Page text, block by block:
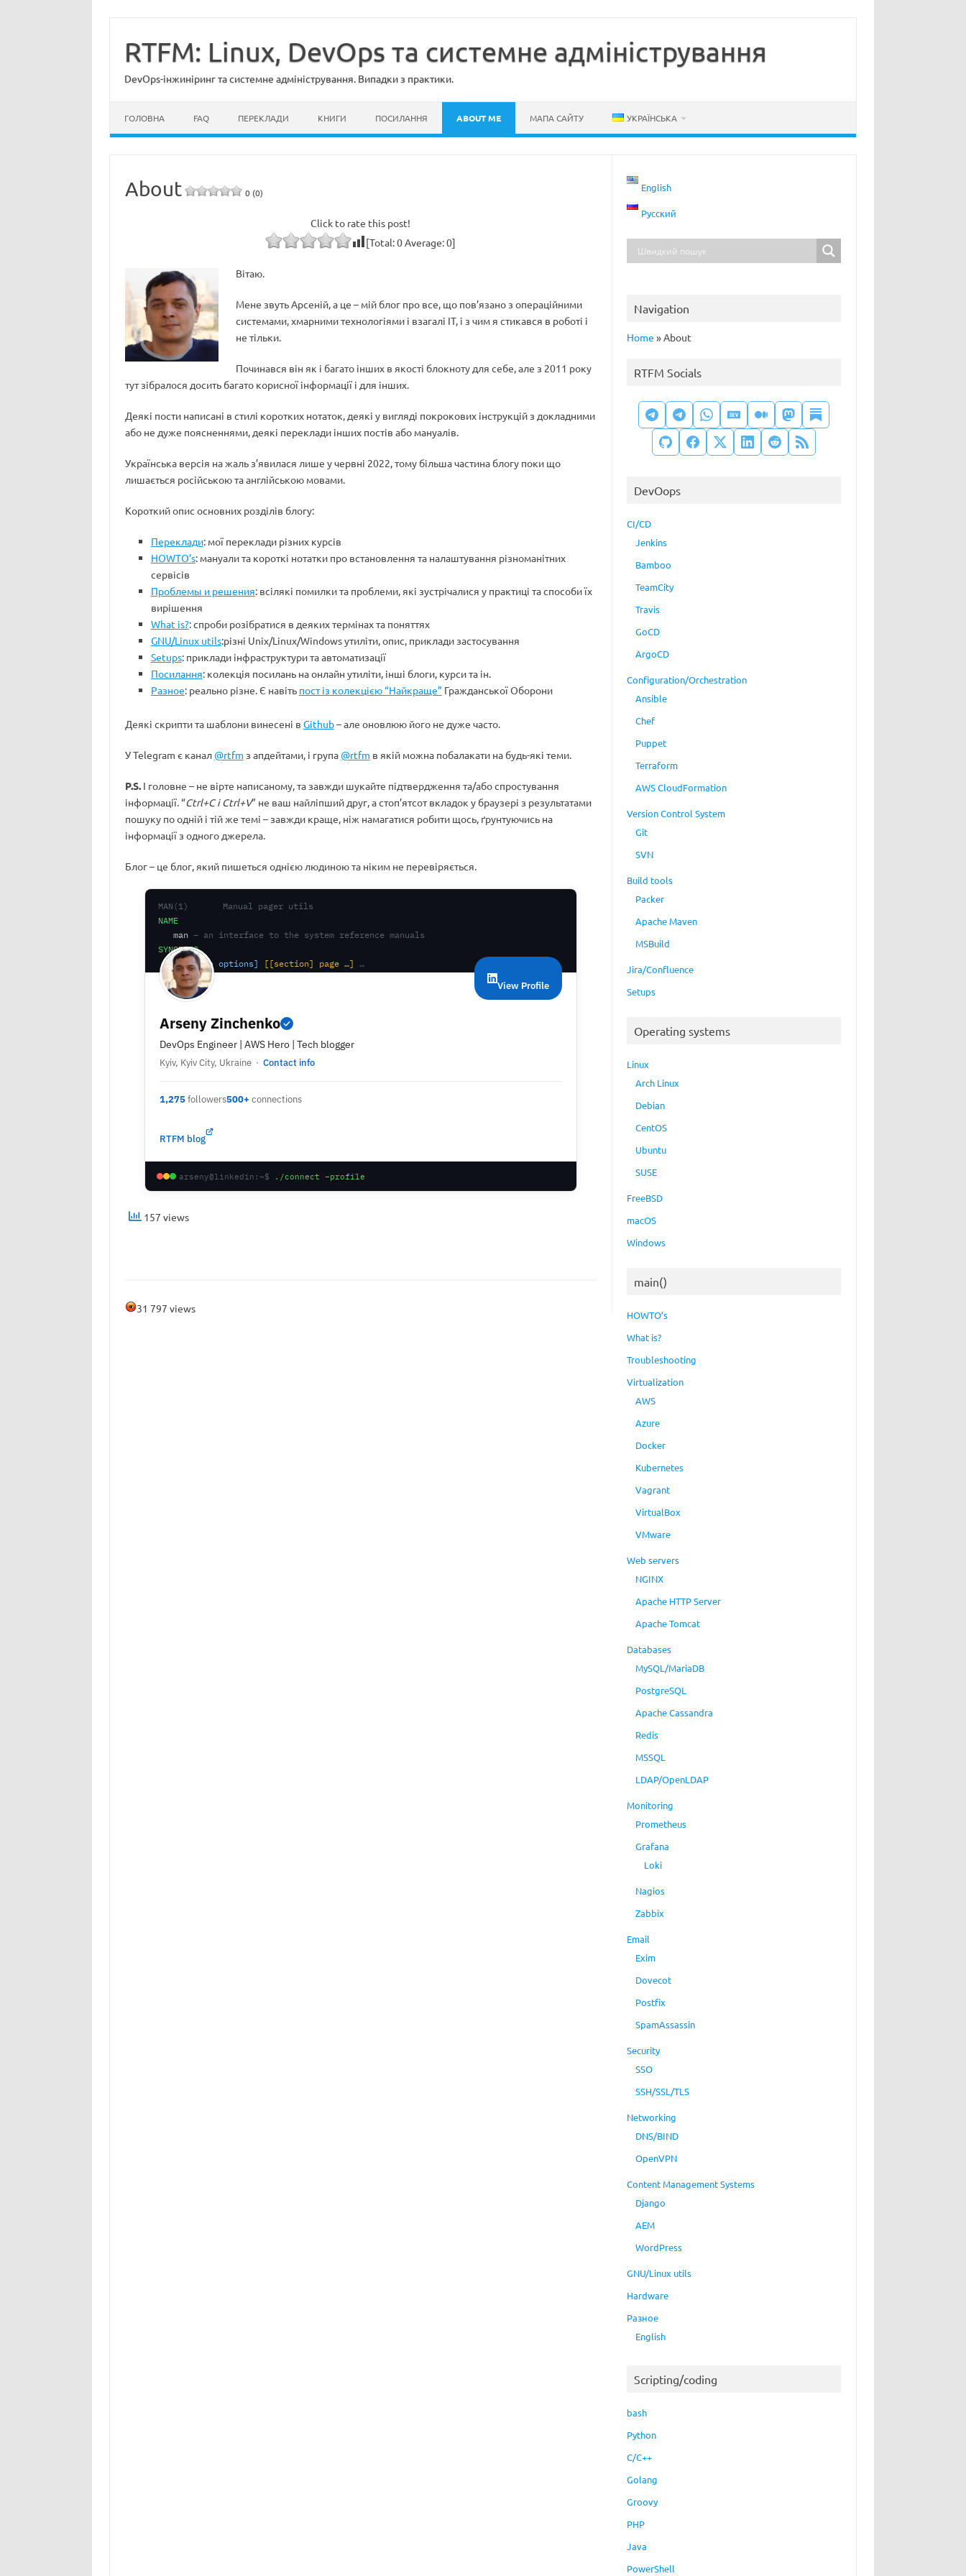
вмістуRTFM: Linux, DevOps та системне адміністрування
DevOps-інжиніринг та системне адміністрування. Випадки з практики.
ГОЛОВНА FAQ ПЕРЕКЛАДИ КНИГИ ПОСИЛАННЯ ABOUT ME МАПА САЙТУ УКРАЇНСЬКА
About 0 (0)
Click to rate this post!
[Total:0Average:0]
Вітаю.
Мене звуть Арсеній, а це – мій блог про все, що пов’язано з операційними
системами, хмарними технологіями і взагалі IT, і з чим я стикався в роботі і
не тільки.
Починався він як і багато інших в якості блокноту для себе, але з 2011 року
тут зібралося досить багато корисної інформації і для інших.
Деякі пости написані в стилі коротких нотаток, деякі у вигляді покрокових інструкцій з докладними
або не дуже поясненнями, деякі переклади інших постів або мануалів.
Українська версія на жаль з’явилася лише у червні 2022, тому більша частина блогу поки що
лишається російською та англійською мовами.
Короткий опис основних розділів блогу:
Переклади: мої переклади різних курсів
HOWTO’s: мануали та короткі нотатки про встановлення та налаштування різноманітних
сервісів
Проблемы и решения: всілякі помилки та проблеми, які зустрічалися у практиці та способи їх
вирішення
What is?: спроби розібратися в деяких термінах та поняттях
GNU/Linux utils:різні Unix/Linux/Windows утиліти, опис, приклади застосування
Setups: приклади інфраструктури та автоматизації
Посилання: колекція посилань на онлайн утиліти, інші блоги, курси та ін.
Разное: реально різне. Є навіть пост із колекцією “Найкраще” Гражданської Оборони
Деякі скрипти та шаблони винесені в Github– але оновлюю його не дуже часто.
У Telegram є канал @rtfm з апдейтами, і група @rtfm в якій можна побалакати на будь-які теми.
P.S. І головне – не вірте написаному, та завжди шукайте підтвердження та/або спростування
інформації. “Ctrl+C і Ctrl+V” не ваш найліпший друг, а стоп’ятсот вкладок у браузері з результатами
пошуку по одній і тій же темі – завжди краще, ніж намагатися робити щось, ґрунтуючись на
інформації з одного джерела.
Блог – це блог, який пишеться однією людиною та ніким не перевіряється.
MAN(1)
Manual pager utils
NAME
man – an interface to the system reference manuals
SYNOPSIS
man [man options] [[section] page …] …
View Profile
Arseny Zinchenko
DevOps Engineer | AWS Hero | Tech blogger
Kyiv, Kyiv City, Ukraine · Contact info
1,275followers500+ connections
RTFM blog
arseny@linkedin:~$ ./connect –profile
157 views
31 797 views
English
Русский
Navigation
Home »About
RTFM Socials
DevOops
CI/CD
Jenkins
Bamboo
TeamCity
Travis
GoCD
ArgoCD
Configuration/Orchestration
Ansible
Chef
Puppet
Terraform
AWS CloudFormation
Version Control System
Git
SVN
Build tools
Packer
Apache Maven
MSBuild
Jira/Confluence
Setups
Operating systems
Linux
Arch Linux
Debian
CentOS
Ubuntu
SUSE
FreeBSD
macOS
Windows
main()
HOWTO’s
What is?
Troubleshooting
Virtualization
AWS
Azure
Docker
Kubernetes
Vagrant
VirtualBox
VMware
Web servers
NGINX
Apache HTTP Server
Apache Tomcat
Databases
MySQL/MariaDB
PostgreSQL
Apache Cassandra
Redis
MSSQL
LDAP/OpenLDAP
Monitoring
Prometheus
Grafana
Loki
Nagios
Zabbix
Email
Exim
Dovecot
Postfix
SpamAssassin
Security
SSO
SSH/SSL/TLS
Networking
DNS/BIND
OpenVPN
Content Management Systems
Django
AEM
WordPress
GNU/Linux utils
Hardware
Разное
English
Scripting/coding
bash
Python
C/C++
Golang
Groovy
PHP
Java
PowerShell